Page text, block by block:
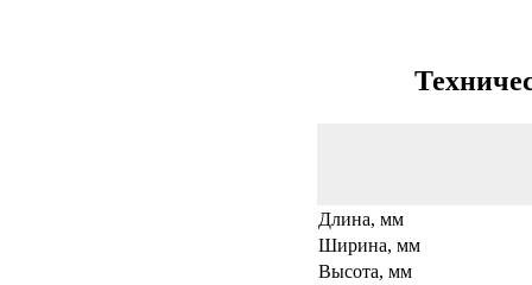
Длина, мм
Ширина, мм
Высота, мм